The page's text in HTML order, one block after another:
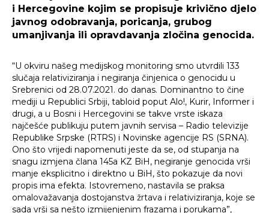
i Hercegovine kojim se propisuje krivično djelo
javnog odobravanja, poricanja, grubog
umanjivanja ili opravdavanja zločina genocida.
“U okviru našeg medijskog monitoring smo utvrdili 133
slučaja relativiziranja i negiranja činjenica o genocidu u
Srebrenici od 28.07.2021. do danas. Dominantno to čine
mediji u Republici Srbiji, tabloid poput Alo!, Kurir, Informer i
drugi, a u Bosni i Hercegovini se takve vrste iskaza
najčešće publikuju putem javnih servisa – Radio televizije
Republike Srpske (RTRS) i Novinske agencije RS (SRNA).
Ono što vrijedi napomenuti jeste da se, od stupanja na
snagu izmjena člana 145a KZ BiH, negiranje genocida vrši
manje eksplicitno i direktno u BiH, što pokazuje da novi
propis ima efekta. Istovremeno, nastavila se praksa
omalovažavanja dostojanstva žrtava i relativiziranja, koje se
sada vrši sa nešto izmijenjenim frazama i porukama”,